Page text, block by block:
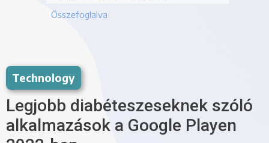
Összefoglalva
Technology
Legjobb diabéteszeseknek szóló
alkalmazások a Google Playen